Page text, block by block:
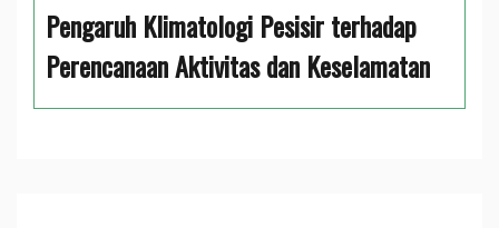
Pengaruh Klimatologi Pesisir terhadap
Perencanaan Aktivitas dan Keselamatan